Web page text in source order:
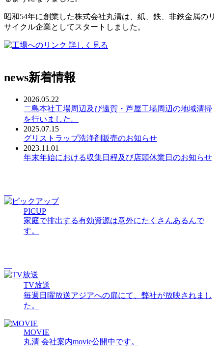
昭和54年に創業した株式会社丸清は、紙、鉄、非鉄金属のリ
サイクル企業としてスタートしました。
詳しく見る
news新着情報
2026.05.22
二島本社工場周辺及び遠賀・芦屋工場周辺の地域清掃
を行いました。
2025.07.15
グリストラップ洗浄剤販売のお知らせ
2023.11.01
年末年始における収集日程及び店頭休業日のお知らせ
PICUP
家庭で排出する有効資源は意外にたくさんあるんで
す。
TV放送
毎週日曜放送アジアへの扉にて、弊社が放映されまし
た。
MOVIE
丸清 会社案内movie公開中です。